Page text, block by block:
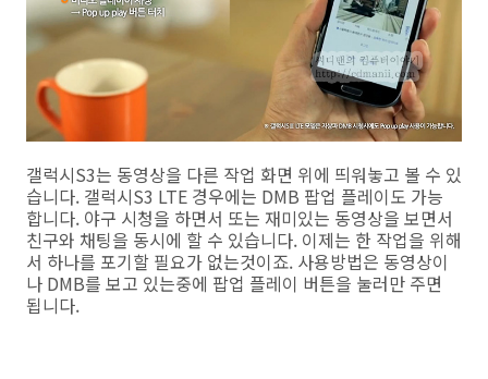
갤럭시S3는 동영상을 다른 작업 화면 위에 띄워놓고 볼 수 있
습니다. 갤럭시S3 LTE 경우에는 DMB 팝업 플레이도 가능
합니다. 야구 시청을 하면서 또는 재미있는 동영상을 보면서
친구와 채팅을 동시에 할 수 있습니다. 이제는 한 작업을 위해
서 하나를 포기할 필요가 없는것이죠. 사용방법은 동영상이
나 DMB를 보고 있는중에 팝업 플레이 버튼을 눌러만 주면
됩니다.